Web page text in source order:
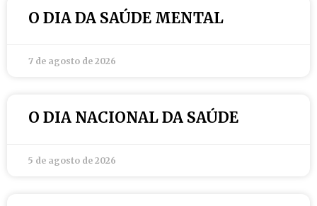
O DIA DA SAÚDE MENTAL
7 de agosto de 2026
O DIA NACIONAL DA SAÚDE
5 de agosto de 2026